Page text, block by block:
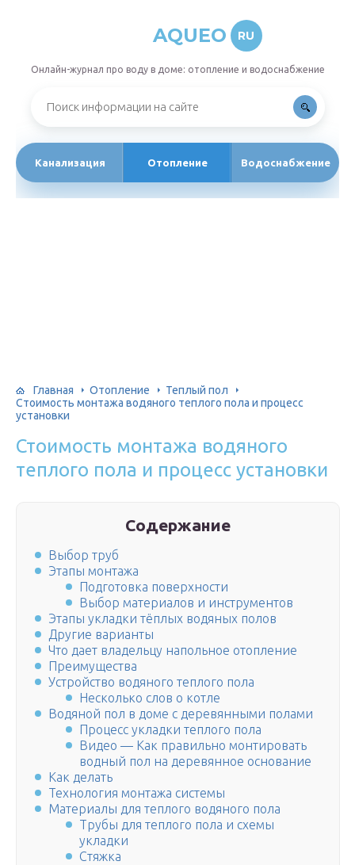
AQUEO RU
Онлайн-журнал про воду в доме: отопление и водоснабжение
Канализация Отопление Водоснабжение
Главная Отопление
Теплый пол
Стоимость монтажа водяного теплого пола и процесс
установки
Стоимость монтажа водяного
теплого пола и процесс установки
Содержание
Выбор труб
Этапы монтажа
Подготовка поверхности
Выбор материалов и инструментов
Этапы укладки тёплых водяных полов
Другие варианты
Что дает владельцу напольное отопление
Преимущества
Устройство водяного теплого пола
Несколько слов о котле
Водяной пол в доме с деревянными полами
Процесс укладки теплого пола
Видео — Как правильно монтировать
водный пол на деревянное основание
Как делать
Технология монтажа системы
Материалы для теплого водяного пола
Трубы для теплого пола и схемы
укладки
Стяжка